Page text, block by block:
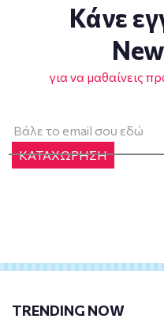
Κάνε
για να μαθαίνεις
ΚΑΤΑΧΩΡΗΣΗ
TRENDING NOW